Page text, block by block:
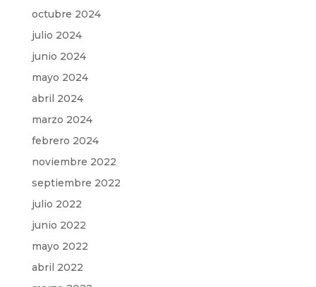
octubre 2024
julio 2024
junio 2024
mayo 2024
abril 2024
marzo 2024
febrero 2024
noviembre 2022
septiembre 2022
julio 2022
junio 2022
mayo 2022
abril 2022